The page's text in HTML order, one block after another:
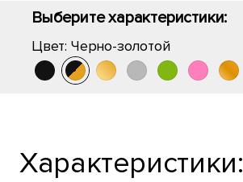
Выберите характеристики:
Цвет: Черно-золотой
Характеристики: